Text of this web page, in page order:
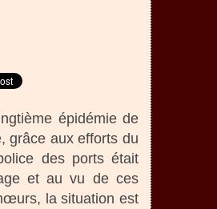
épidémie de
grâce aux efforts du
des ports était
et au vu de ces
la situation est